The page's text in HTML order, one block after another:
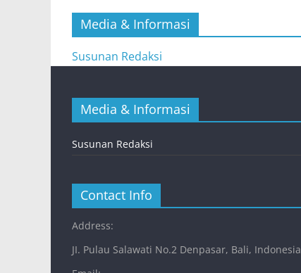
Media & Informasi
Susunan Redaksi
Media & Informasi
Susunan Redaksi
Contact Info
Address:
JI. Pulau Salawati No.2 Denpasar, Bali, Indonesia